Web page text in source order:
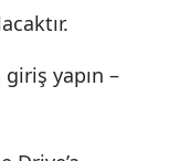
giriş yapın –